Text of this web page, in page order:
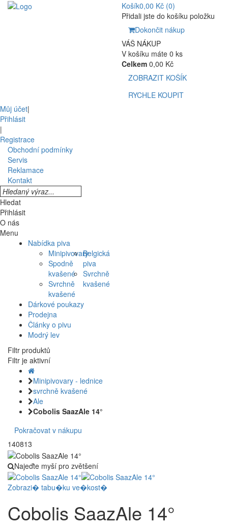
Košík0,00 Kč (0)
Přidali jste do košíku položku
Dokončit nákup
VÁŠ NÁKUP
V košíku máte 0 ks
Celkem 0,00 Kč
ZOBRAZIT KOŠÍK
RYCHLE KOUPIT
Můj účet|
Přihlásit
|
Registrace
Obchodní podmínky
Servis
Reklamace
Kontakt
Hledat
Přihlásit
O nás
Menu
Nabídka piva
Minipivovary
Spodně
kvašené
Svrchně
kvašené
Belgická
piva
Svrchně
kvašené
Dárkové poukazy
Prodejna
Články o pivu
Modrý lev
Filtr produktů
Filtr je aktivní
Minipivovary - lednice
svrchně kvašené
Ale
Cobolis SaazAle 14°
Pokračovat v nákupu
140813
Najeďte myší pro zvětšení
Zobrazi� tabu�ku ve�kost�
Cobolis SaazAle 14°